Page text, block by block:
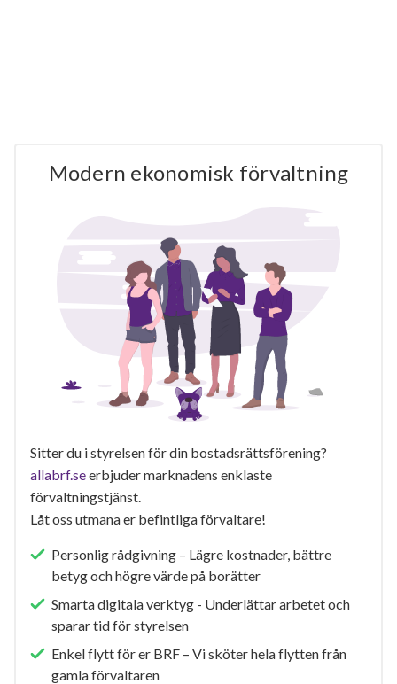
Modern ekonomisk förvaltning
Sitter du i styrelsen för din bostadsrättsförening?
allabrf.seerbjuder marknadens enklaste
förvaltningstjänst.
Låt oss utmana er befintliga förvaltare!
Personlig rådgivning – Lägre kostnader, bättre
betyg och högre värde på borätter
Smarta digitala verktyg - Underlättar arbetet och
sparar tid för styrelsen
Enkel flytt för er BRF – Vi sköter hela flytten från
gamla förvaltaren